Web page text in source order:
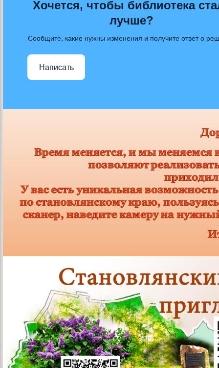
Хочется, чтобы библиотека
лучше?
Сообщите, какие нужны изменения и получите ответ о
Написать